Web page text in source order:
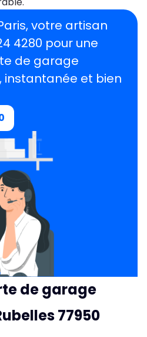
votre artisan
4280 pour une
de garage
instantanée et bien
de garage
77950